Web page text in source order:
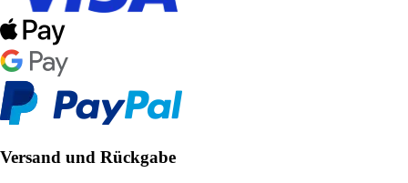
Versand und Rückgabe